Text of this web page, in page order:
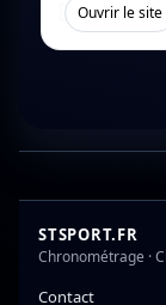
Ouvrir le site
STSPORT.FR
Chronométrage ·
Contact